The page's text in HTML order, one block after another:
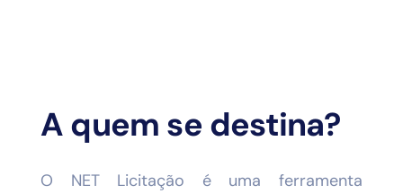
A quem se destina?
O NET Licitação é uma ferramenta